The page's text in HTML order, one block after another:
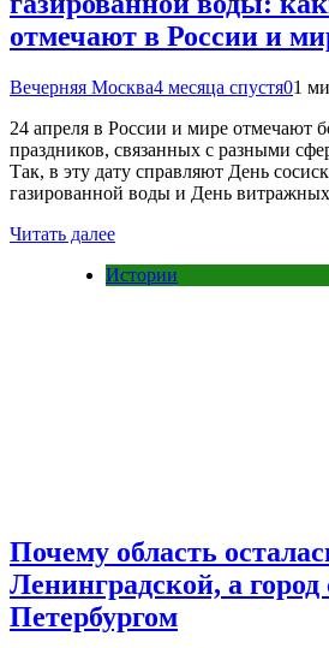
отмечают в России и
Вечерняя Москва4 месяца спустя01
24 апреля в России и мире отмечают
праздников, связанных с разными
Так, в эту дату справляют День
газированной воды и День
Читать далее
Истории
Почему область
Ленинградской, а
Петербургом